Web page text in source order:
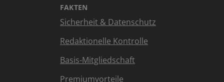
FAKTEN
Sicherheit & Datenschutz
Redaktionelle Kontrolle
Basis-Mitgliedschaft
Premiumvorteile